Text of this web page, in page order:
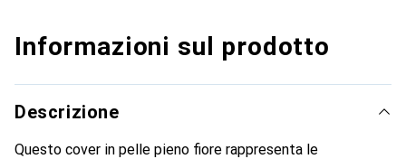
Informazioni sul prodotto
Descrizione
Questo cover in pelle pieno fiore rappresenta le